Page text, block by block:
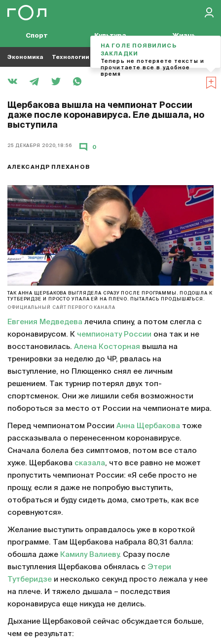
Спорт Культура Жизнь
Экономика Технологии Кино Футбол
Щербакова вышла на чемпионат России
даже после коронавируса. Еле дышала, но
выступила
25 ДЕКАБРЯ 2020, 18:56
АЛЕКСАНДР ПЛЕХАНОВ
0
ТАК АННА ЩЕРБАКОВА ВЫГЛЯДЕЛА СРАЗУ ПОСЛЕ ПРОГРАММЫ. ПОДОШЛА К
ТУТБЕРИДЗЕ И ПРОСТО УПАЛА ЕЙ НА ПЛЕЧО. ПЫТАЛАСЬ ПРОДЫШАТЬСЯ.
ОФИЦИАЛЬНЫЙ САЙТ ПЕРВОГО КАНАЛА
Евгения Медведева лечила спину, а потом слегла с
коронавирусом. К чемпионату России она так и не
восстановилась. Алена Косторная вышла на
тренировки за неделю до ЧР, рвалась на
выступление, но Плющенко снял ее личным
решением. Так турнир потерял двух топ-
спортсменок. Они же лишили себя возможности
побороться за место от России на чемпионате мира.
Перед чемпионатом России Анна Щербакова тоже
рассказывала о перенесенном коронавирусе.
Сначала болела без симптомов, потом все стало
хуже. Щербакова сказала, что все равно не может
пропустить чемпионат России: «Я себе просто не
прощу, если я даже не попробую выступить,
отобраться и буду сидеть дома, смотреть, как все
соревнуются».
Желание выступить оправдалось уже в короткой
программе. Там Щербакова набрала 80,31 балла:
обошла даже Камилу Валиеву. Сразу после
выступления Щербакова обнялась с Этери
Тутберидзе и несколько секунд просто лежала у нее
на плече. И тяжело дышала – последствия
коронавируса еще никуда не делись.
Дыхание Щербаковой сейчас обсуждается больше,
чем ее результат:
НА ГОЛЕ ПОЯВИЛИСЬ
ЗАКЛАДКИ
Теперь не потеряете тексты и
прочитаете все в удобное
время